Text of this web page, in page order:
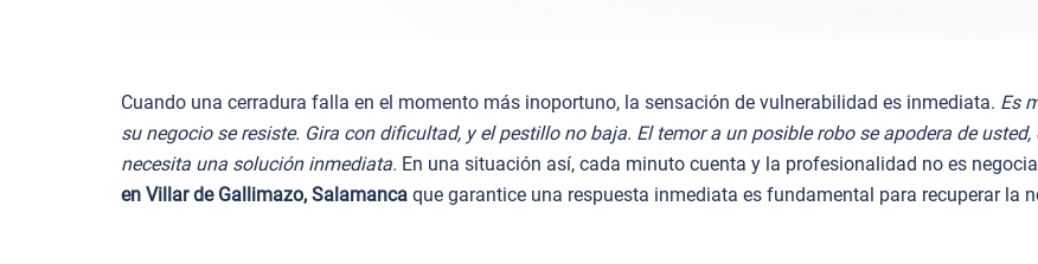
Cuando una cerradura falla en el momento más inoportuno, la sensación de vulnerabilidad es inmediata. Es
su negocio se resiste. Gira con dificultad, y el pestillo no baja. El temor a un posible robo se apodera de
necesita una solución inmediata. En una situación así, cada minuto cuenta y la profesionalidad no es
en Villar de Gallimazo, Salamanca que garantice una respuesta inmediata es fundamental para recuperar la